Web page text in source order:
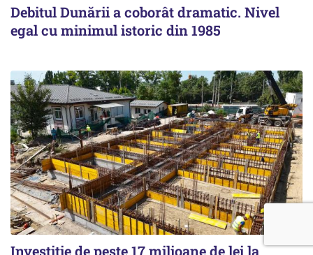
Debitul Dunării a coborât dramatic. Nivel
egal cu minimul istoric din 1985
Investiție de peste 17 milioane de lei la